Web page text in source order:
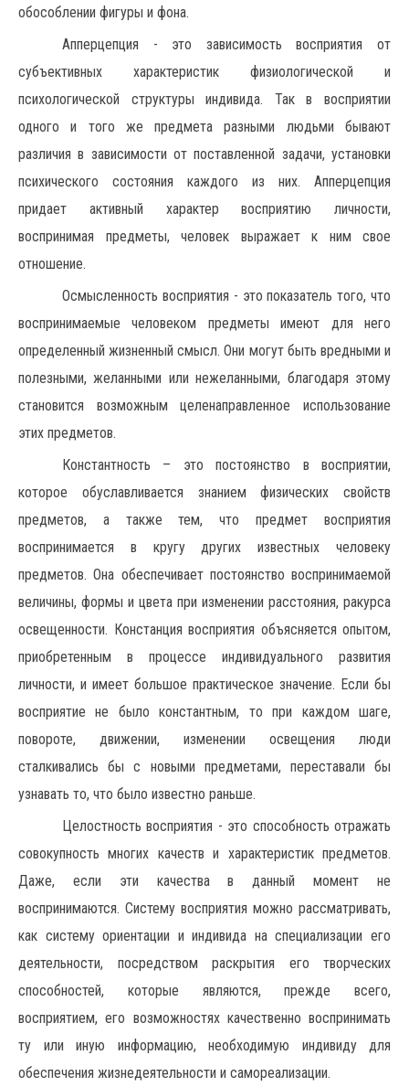
обособлении фигуры и фона.
Апперцепция - это зависимость восприятия от
субъективных характеристик физиологической и
психологической структуры индивида. Так в восприятии
одного и того же предмета разными людьми бывают
различия в зависимости от поставленной задачи, установки
психического состояния каждого из них. Апперцепция
придает активный характер восприятию личности,
воспринимая предметы, человек выражает к ним свое
отношение.
Осмысленность восприятия - это показатель того, что
воспринимаемые человеком предметы имеют для него
определенный жизненный смысл. Они могут быть вредными и
полезными, желанными или нежеланными, благодаря этому
становится возможным целенаправленное использование
этих предметов.
Константность – это постоянство в восприятии,
которое обуславливается знанием физических свойств
предметов, а также тем, что предмет восприятия
воспринимается в кругу других известных человеку
предметов. Она обеспечивает постоянство воспринимаемой
величины, формы и цвета при изменении расстояния, ракурса
освещенности. Констанция восприятия объясняется опытом,
приобретенным в процессе индивидуального развития
личности, и имеет большое практическое значение. Если бы
восприятие не было константным, то при каждом шаге,
повороте, движении, изменении освещения люди
сталкивались бы с новыми предметами, переставали бы
узнавать то, что было известно раньше.
Целостность восприятия - это способность отражать
совокупность многих качеств и характеристик предметов.
Даже, если эти качества в данный момент не
воспринимаются. Систему восприятия можно рассматривать,
как систему ориентации и индивида на специализации его
деятельности, посредством раскрытия его творческих
способностей, которые являются, прежде всего,
восприятием, его возможностях качественно воспринимать
ту или иную информацию, необходимую индивиду для
обеспечения жизнедеятельности и самореализации.